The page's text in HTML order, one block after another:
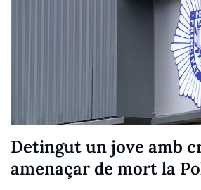
Detingut un jove amb
amenaçar de mort la